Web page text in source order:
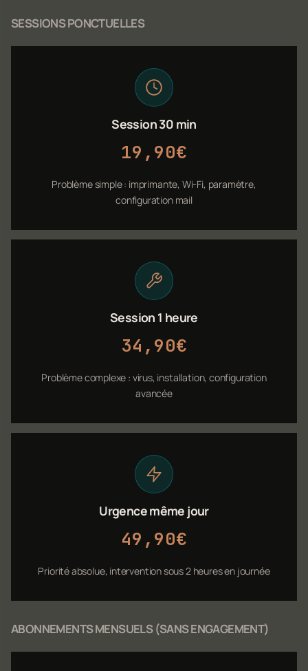
SESSIONS PONCTUELLES
Session 30 min
19,90€
Problème simple : imprimante, Wi-Fi, paramètre,
configuration mail
Session 1 heure
34,90€
Problème complexe : virus, installation, configuration
avancée
Urgence même jour
49,90€
Priorité absolue, intervention sous 2 heures en journée
ABONNEMENTS MENSUELS (SANS ENGAGEMENT)